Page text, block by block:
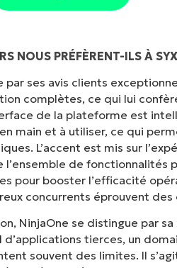
NOUS PRÉFÈRENT-ILS À
par ses avis clients
complètes, ce qui lui
de la plateforme est
main et à utiliser, ce qui
L’accent est mis sur
de fonctionnalités
pour booster l’efficacité
concurrents éprouvent
NinjaOne se distingue par
d’applications tierces, un
souvent des limites. Il
est extrêmement simple
fonctionnalités back-end
difficile à maîtriser. Toutes
étiquetés, faciles à
»
Reiffenberger
Technology Solutions